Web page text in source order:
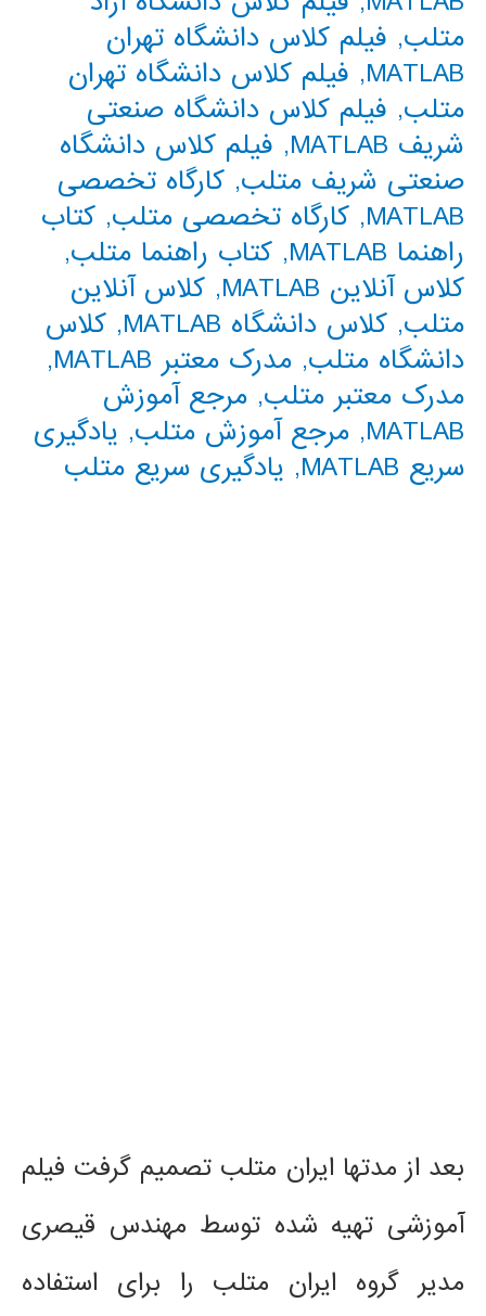
متلب, فیلم کلاس دانشگاه تهران
MATLAB
, فیلم کلاس دانشگاه تهران
متلب, فیلم کلاس دانشگاه صنعتی
شریف MATLAB
, فیلم کلاس دانشگاه
صنعتی شریف متلب, کارگاه تخصصی
MATLAB
, کارگاه تخصصی متلب, کتاب
راهنما MATLAB
, کتاب راهنما متلب,
کلاس آنلاین MATLAB
, کلاس آنلاین
متلب, کلاس دانشگاه MATLAB , کلاس
دانشگاه متلب, مدرک معتبر MATLAB
,
مدرک معتبر متلب, مرجع آموزش
MATLAB
, مرجع آموزش متلب, یادگیری
سریع MATLAB
, یادگیری سریع متلب
بعد از مدتها ایران متلب تصمیم گرفت فیلم
آموزشی تهیه شده توسط مهندس قیصری
مدیر گروه ایران متلب را برای استفاده